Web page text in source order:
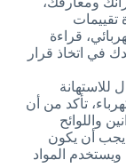
تقييمات
قراءة
في اتخاذ قرار
للاستهانة
تأكد من أن
واللوائح
يجب أن يكون
ويستخدم المواد